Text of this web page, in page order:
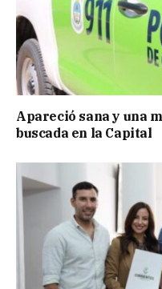
Apareció sana y una
buscada en la Capital